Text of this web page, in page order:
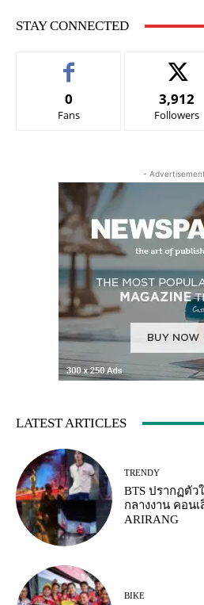
STAY CONNECTED
0
Fans
3,912
Followers
-
LATEST ARTICLES
TRENDY
BTS ปรากฏตัว
กลางงาน คอนเ
ARIRANG
BIKE